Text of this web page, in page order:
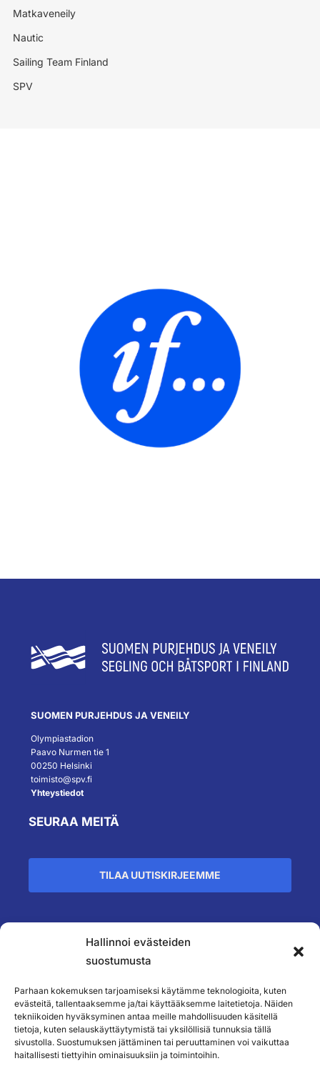
Hallinnoi evästeiden
suostumusta
Parhaan kokemuksen tarjoamiseksi käytämme teknologioita, kuten
evästeitä, tallentaaksemme ja/tai käyttääksemme laitetietoja. Näiden
tekniikoiden hyväksyminen antaa meille mahdollisuuden käsitellä
tietoja, kuten selauskäyttäytymistä tai yksilöllisiä tunnuksia tällä
sivustolla. Suostumuksen jättäminen tai peruuttaminen voi vaikuttaa
haitallisesti tiettyihin ominaisuuksiin ja toimintoihin.
Matkaveneily
Nautic
Sailing Team Finland
SPV
SUOMEN PURJEHDUS JA VENEILY
Olympiastadion
Paavo Nurmen tie 1
00250 Helsinki
toimisto@spv.fi
Yhteystiedot
SEURAA MEITÄ
TILAA UUTISKIRJEEMME